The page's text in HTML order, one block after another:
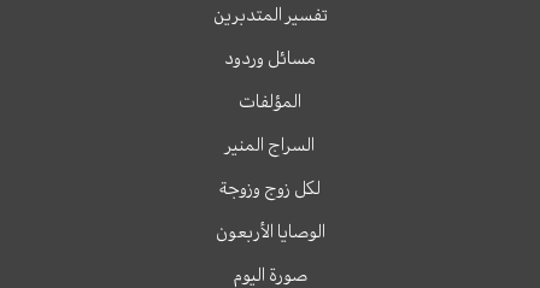
تفسير المتدبرين
مسائل وردود
المؤلفات
السراج المنير
لكل زوج وزوجة
الوصايا الأربعون
صورة اليوم